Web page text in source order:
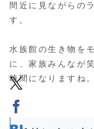
間近に見ながらの
す。
水族館の生き物を
に、家族みんなが
時間になりますね。